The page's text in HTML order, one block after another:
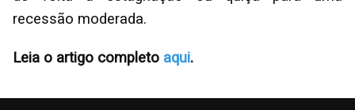
recessão moderada.
Leia o artigo completo aqui.